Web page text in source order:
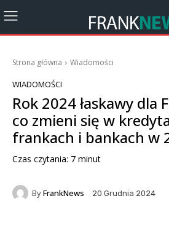
Strona główna Wiadomości
WIADOMOŚCI
Rok 2024 łaskawy dla
co zmieni się w
frankach i bankach w
Czas czytania: 7 minut
ByFrankNews 20 Grudnia 2024